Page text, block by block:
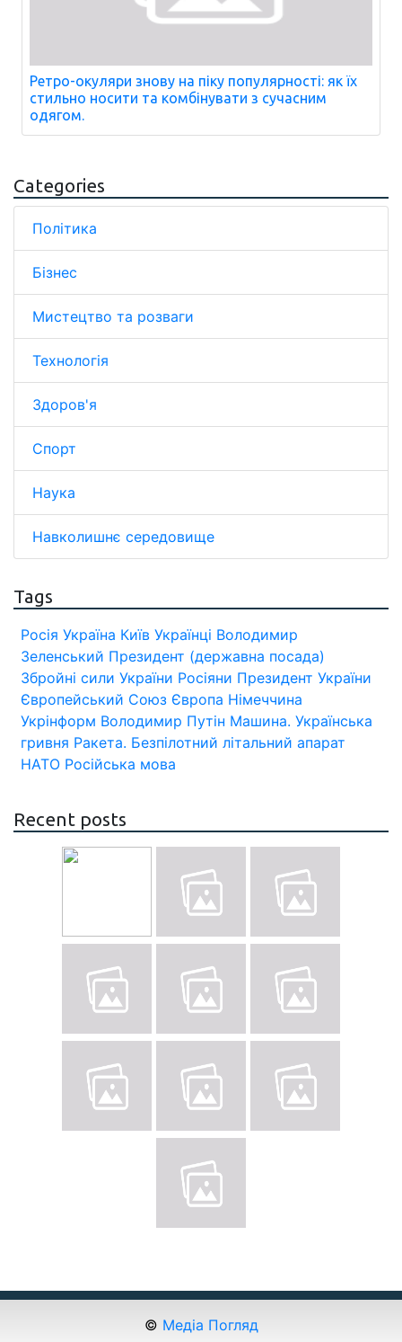
Ретро-окуляри знову на піку популярності: як їх
стильно носити та комбінувати з сучасним
одягом.
Categories
Політика
Бізнес
Мистецтво та розваги
Технологія
Здоров'я
Спорт
Наука
Навколишнє середовище
Tags
Росія Україна Київ Українці Володимир
Зеленський Президент (державна посада)
Збройні сили України Росіяни Президент України
Європейський Союз Європа Німеччина
Укрінформ Володимир Путін Машина. Українська
гривня Ракета. Безпілотний літальний апарат
НАТО Російська мова
Recent posts
© Медіа Погляд